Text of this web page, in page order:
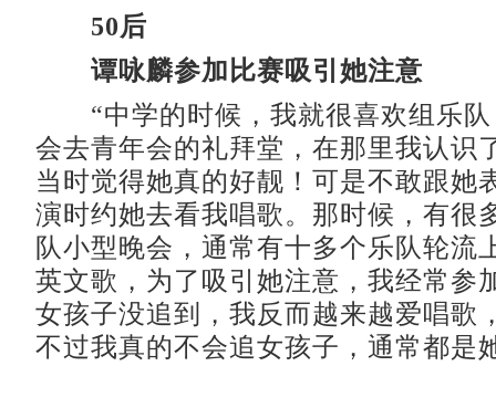
50后
谭咏麟参加比赛吸引她注意
“中学的时候，我就很喜欢组乐队
会去青年会的礼拜堂，在那里我认识
当时觉得她真的好靓！可是不敢跟她
演时约她去看我唱歌。那时候，有很
队小型晚会，通常有十多个乐队轮流
英文歌，为了吸引她注意，我经常参
女孩子没追到，我反而越来越爱唱歌
不过我真的不会追女孩子，通常都是